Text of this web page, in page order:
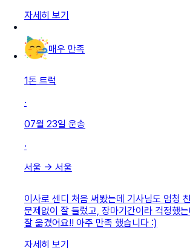
자세히 보기
매우 만족
1톤 트럭
·
07월 23일 운송
·
서울 → 서울
이사로 센디 처음 써봤는데 기사님도 엄청
문제없이 잘 들렀고, 장마기간이라 걱정했
잘 옮겼어요!! 아주 만족 했습니다 :)
자세히 보기